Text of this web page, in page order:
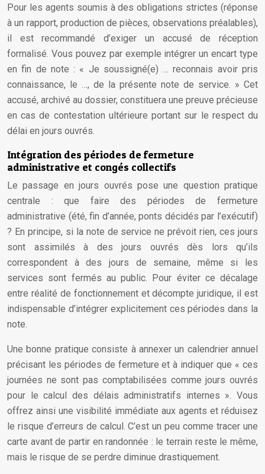
Pour les agents soumis à des obligations strictes (réponse
à un rapport, production de pièces, observations préalables),
il est recommandé d’exiger un accusé de réception
formalisé. Vous pouvez par exemple intégrer un encart type
en fin de note : « Je soussigné(e) … reconnais avoir pris
connaissance, le …, de la présente note de service. » Cet
accusé, archivé au dossier, constituera une preuve précieuse
en cas de contestation ultérieure portant sur le respect du
délai en jours ouvrés.
Intégration des périodes de fermeture
administrative et congés collectifs
Le passage en jours ouvrés pose une question pratique
centrale : que faire des périodes de fermeture
administrative (été, fin d’année, ponts décidés par l’exécutif)
? En principe, si la note de service ne prévoit rien, ces jours
sont assimilés à des jours ouvrés dès lors qu’ils
correspondent à des jours de semaine, même si les
services sont fermés au public. Pour éviter ce décalage
entre réalité de fonctionnement et décompte juridique, il est
indispensable d’intégrer explicitement ces périodes dans la
note.
Une bonne pratique consiste à annexer un calendrier annuel
précisant les périodes de fermeture et à indiquer que « ces
journées ne sont pas comptabilisées comme jours ouvrés
pour le calcul des délais administratifs internes ». Vous
offrez ainsi une visibilité immédiate aux agents et réduisez
le risque d’erreurs de calcul. C’est un peu comme tracer une
carte avant de partir en randonnée : le terrain reste le même,
mais le risque de se perdre diminue drastiquement.